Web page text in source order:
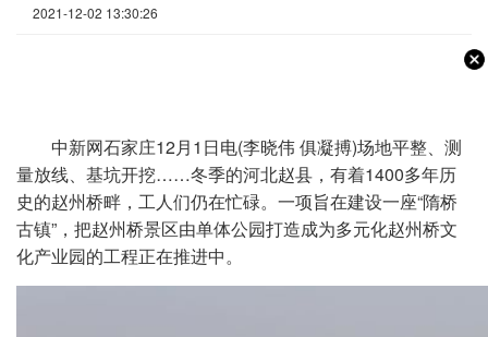
2021-12-02 13:30:26
中新网石家庄12月1日电(李晓伟 俱凝搏)场地平整、测
量放线、基坑开挖……冬季的河北赵县，有着1400多年历
史的赵州桥畔，工人们仍在忙碌。一项旨在建设一座“隋桥
古镇”，把赵州桥景区由单体公园打造成为多元化赵州桥文
化产业园的工程正在推进中。